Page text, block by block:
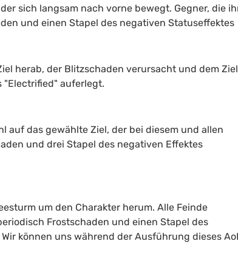
sich langsam nach vorne bewegt. Gegner, die
und einen Stapel des negativen Statuseffektes
herab, der Blitzschaden verursacht und dem Ziel
"Electrified" auferlegt.
auf das gewählte Ziel, der bei diesem und allen
und drei Stapel des negativen Effektes
um den Charakter herum. Alle Feinde
Frostschaden und einen Stapel des
können uns während der Ausführung dieses